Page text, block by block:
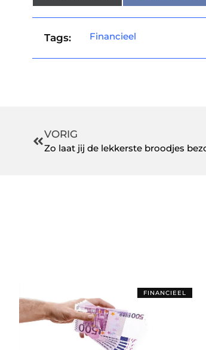
Tags: Financieel
VORIG
Zo laat jij de lekkerste broodjes
FINANCIEEL